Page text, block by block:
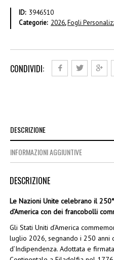
ID: 3946510
Categorie: 2026,Fogli
CONDIVIDI:
DESCRIZIONE
INFORMAZIONI AGGIUNTIVE
DESCRIZIONE
Le Nazioni Unite celebrano il
d’America con dei francobolli
Gli Stati Uniti d’America
luglio 2026, segnando i 250 anni
d’Indipendenza. Adottata e